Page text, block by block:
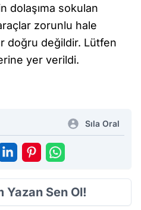
dolaşıma sokulan
zorunlu hale
doğru değildir. Lütfen
yer verildi.
Sıla Oral
Yazan Sen Ol!